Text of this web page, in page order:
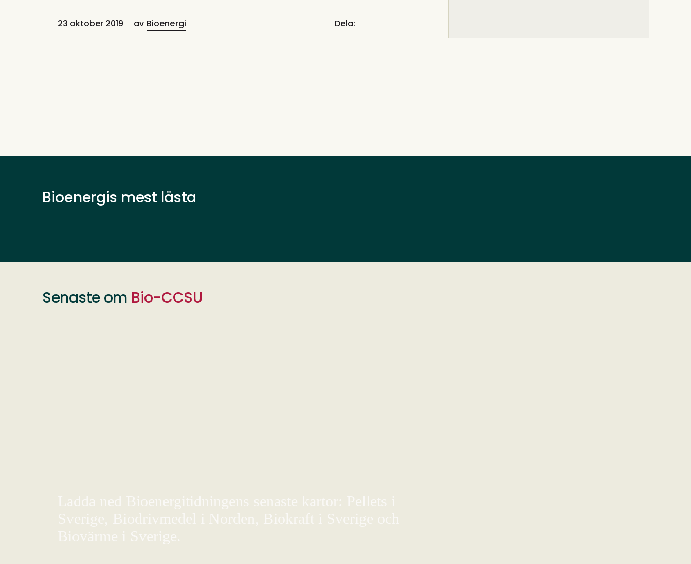
23 oktober 2019 av Bioenergi Dela:
Bioenergis mest lästa
Senaste om Bio-CCSU
Ladda ned Bioenergitidningens senaste kartor: Pellets i
Sverige, Biodrivmedel i Norden, Biokraft i Sverige och
Biovärme i Sverige.